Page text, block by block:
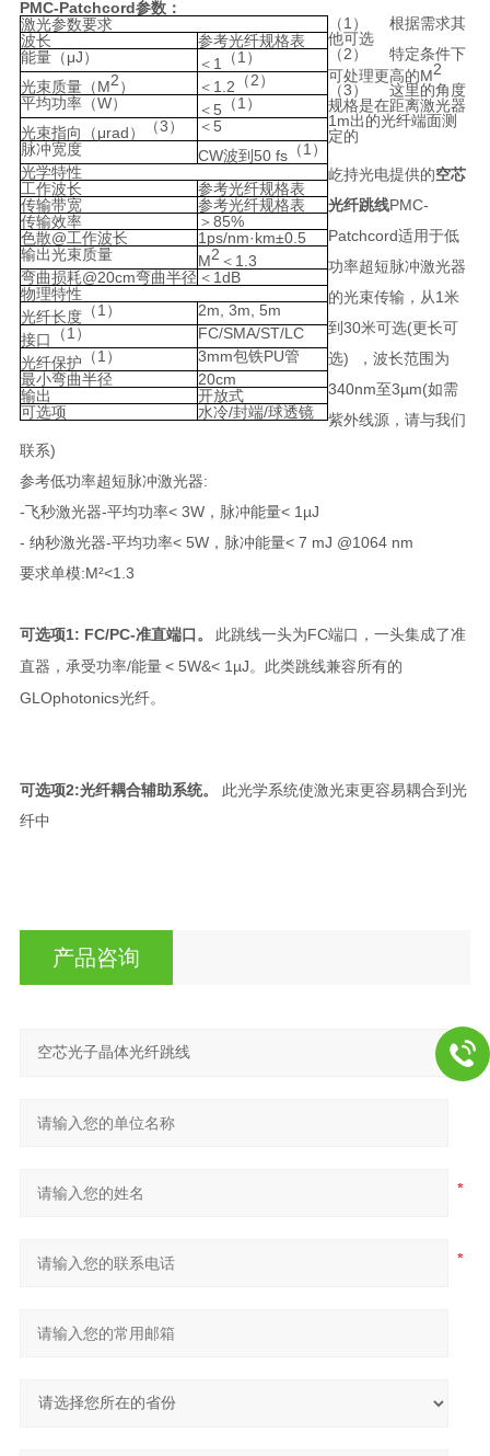
PMC-Patchcord参数：
激光参数要求
波长
参考光纤规格表
能量（μJ） ＜ 1­­­­­­­­­­
（1）
光束质量（M2） ＜ 1.2 （2）
平均功率（W） ＜ 5 （1 ）
光束指向（μrad） （3） ＜5
脉冲宽度
CW波到50 fs （1 ）
光学特性
工作波长
参考光纤规格表
传输带宽
参考光纤规格表
传输效率
＞85%
色散@工作波长 1ps/nm·km±0.5
输出光束质量
M2 ＜ 1.3
弯曲损耗@20cm弯曲半径 ＜ 1dB
物理特性
光纤长度（1 ）
2m, 3m, 5m
接口
（1 ）
FC/SMA/ST/LC
光纤保护 （1 ） 3mm包铁PU管
最小弯曲半径
20cm
输出
开放式
可选项
水冷/封端/球透镜
（1） 根据需求其
他可选
（2） 特定条件下
可处理更高的M2
（3） 这里的角度
规格是在距离激光器
1m出的光纤端面测
定的
屹持光电提供的空芯
光纤跳线PMC-
Patchcord适用于低
功率超短脉冲激光器
的光束传输，从1米
到30米可选(更长可
选) ， 波长范围为
340nm至3µm(如需
紫外线源，请与我们
联系)
参考低功率超短脉冲激光器:
-飞秒激光器-平均功率< 3W，脉冲能量< 1µJ
- 纳秒激光器-平均功率< 5W，脉冲能量< 7 mJ @1064 nm
要求单模:M²<1.3
可选项1: FC/PC-准直端口。
此跳线一头为FC端口，一头集成了准
直器 ，承受功率/能量< 5W&< 1µJ。 此类跳线兼容所有的
GLOphotonics光纤。
可选项2:光纤耦合辅助系统。 此光学系统使激光束更容易耦合到光
纤中
产品咨询